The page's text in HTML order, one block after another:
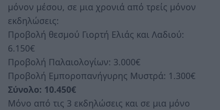
μόνον μέσου, σε μια χρονιά από τρείς μόνον
εκδηλώσεις:
Προβολή θεσμού Γιορτή Ελιάς και Λαδιού:
6.150€
Προβολή Παλαιολογίων: 3.000€
Προβολή Εμποροπανήγυρης Μυστρά: 1.300€
Σύνολο: 10.450€
Μόνο από τις 3 εκδηλώσεις και σε μια μόνο